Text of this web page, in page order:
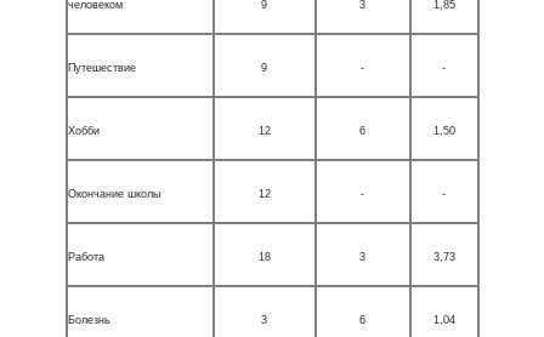
человеком
9 3 1,85
Путешествие 9 - -
Хобби 12 6 1,50
Окончание школы 12 - -
Работа 18 3 3,73
Болезнь 3 6 1,04